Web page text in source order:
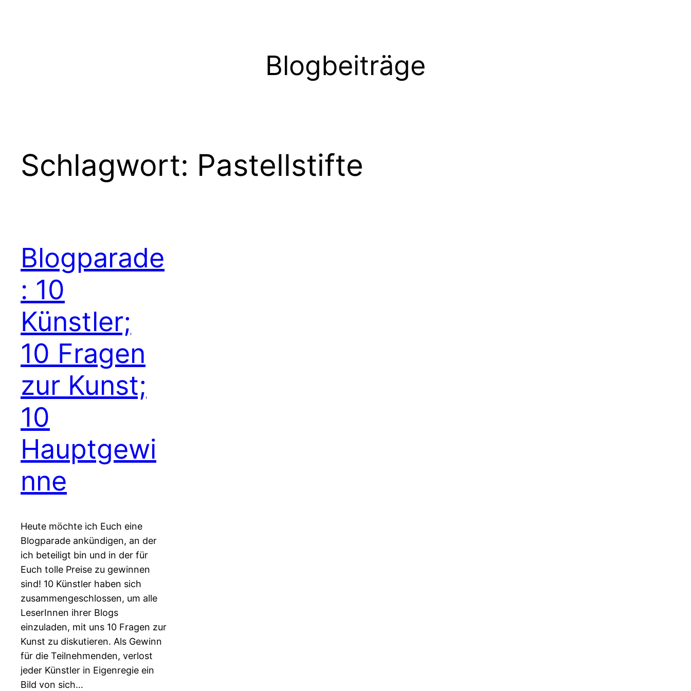
Blogbeiträge
Schlagwort: Pastellstifte
Blogparade
: 10
Künstler;
10 Fragen
zur Kunst;
10
Hauptgewi
nne
Heute möchte ich Euch eine
Blogparade ankündigen, an der
ich beteiligt bin und in der für
Euch tolle Preise zu gewinnen
sind! 10 Künstler haben sich
zusammengeschlossen, um alle
LeserInnen ihrer Blogs
einzuladen, mit uns 10 Fragen zur
Kunst zu diskutieren. Als Gewinn
für die Teilnehmenden, verlost
jeder Künstler in Eigenregie ein
Bild von sich…